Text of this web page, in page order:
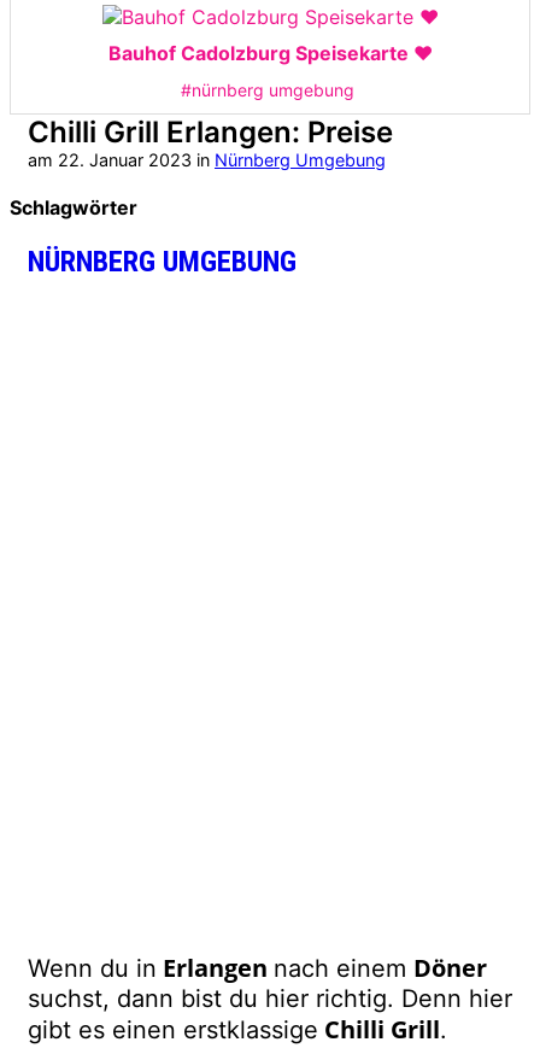
Bauhof Cadolzburg Speisekarte ❤️
#nürnberg umgebung
Chilli Grill Erlangen: Preise
am 22. Januar 2023 in Nürnberg Umgebung
Schlagwörter
NÜRNBERG UMGEBUNG
Wenn du in Erlangen nach einem Döner
suchst, dann bist du hier richtig. Denn hier
gibt es einen erstklassige Chilli Grill.